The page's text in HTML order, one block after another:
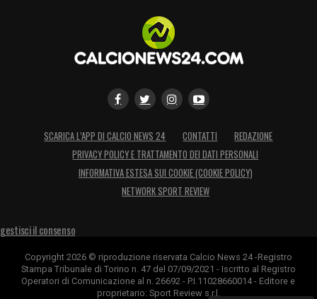
SCARICA L’APP DI CALCIO NEWS 24 CONTATTI
REDAZIONE
PRIVACY POLICY E TRATTAMENTO DEI DATI PERSONALI
INFORMATIVA ESTESA SUI COOKIE (COOKIE POLICY)
NETWORK SPORT REVIEW
gestisci il consenso
Copyright 2026 © riproduzione riservata Calcio News 24 -Registro
Stampa Tribunale di Torino n. 47 del 07/09/2021 - Iscritto al Registro
Operatori di Comunicazione al n. 26692 - P.I.11028660014 - Editore e
proprietario: Sport Review s.r.l.